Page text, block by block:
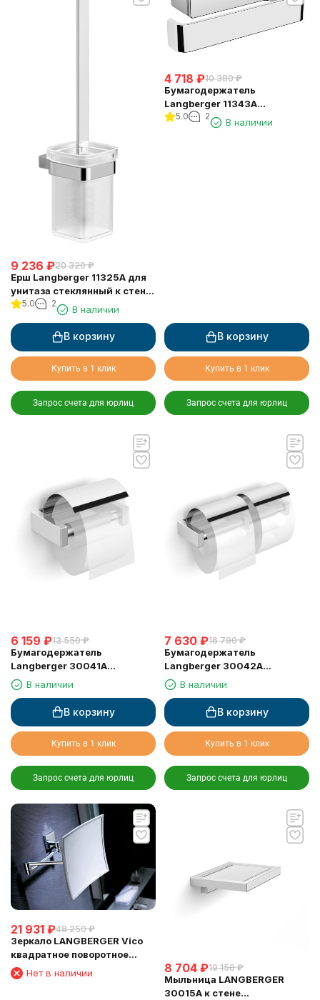
9 236 ₽20 320 ₽
Ерш Langberger 11325A для
унитаза стеклянный к стене
квадратный
5.0 2
В наличии
В корзину
Купить в 1 клик
Запрос счета для юрлиц
4 718 ₽10 380 ₽
Бумагодержатель
Langberger 11343A
туалетной бумаги без
крышки квадратный
5.0 2
В наличии
В корзину
Купить в 1 клик
Запрос счета для юрлиц
6 159 ₽13 550 ₽
Бумагодержатель
Langberger 30041A
туалетной бумаги с
крышкой
В наличии
В корзину
Купить в 1 клик
Запрос счета для юрлиц
7 630 ₽16 790 ₽
Бумагодержатель
Langberger 30042A
туалетной бумаги с
крышкой двойной
В наличии
В корзину
Купить в 1 клик
Запрос счета для юрлиц
21 931 ₽48 250 ₽
Зеркало LANGBERGER Vico
квадратное поворотное
косметическое 5 кратное
увеличение (75485)
Нет в наличии 8 704 ₽19 150 ₽
Мыльница LANGBERGER
30015A к стене